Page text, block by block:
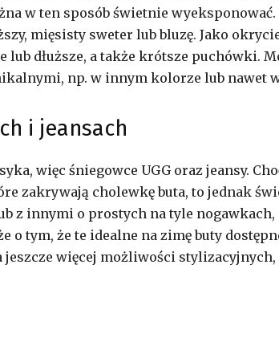
w ten sposób świetnie
mięsisty sweter lub bluzę. Jako
lub dłuższe, a także krótsze puchówki.
np. w innym kolorze lub nawet w
i jeansach
więc śniegowce UGG oraz jeansy.
zakrywają cholewkę buta, to jednak
z innymi o prostych na tyle nogawkach,
o tym, że te idealne na zimę buty
jeszcze więcej możliwości